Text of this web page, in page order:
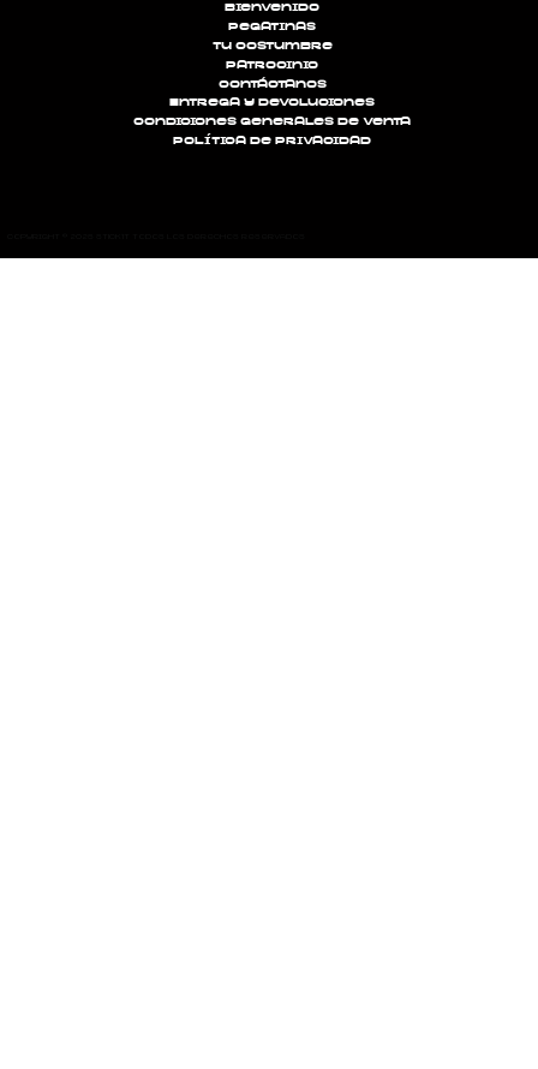
Bienvenido
Pegatinas
Tu costumbre
Patrocinio
Contáctanos
Entrega y devoluciones
Condiciones generales de venta
política de privacidad